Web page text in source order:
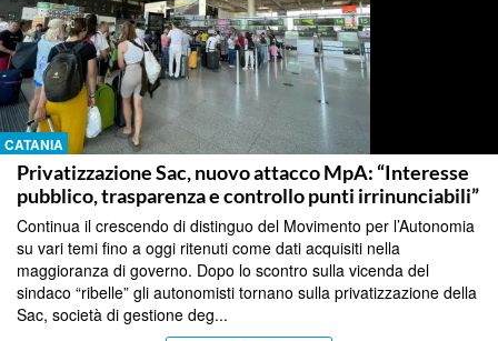
CATANIA
Privatizzazione Sac, nuovo attacco MpA: “Interesse
pubblico, trasparenza e controllo punti irrinunciabili”
Continua il crescendo di distinguo del Movimento per l’Autonomia
su vari temi fino a oggi ritenuti come dati acquisiti nella
maggioranza di governo. Dopo lo scontro sulla vicenda del
sindaco “ribelle” gli autonomisti tornano sulla privatizzazione della
Sac, società di gestione deg...